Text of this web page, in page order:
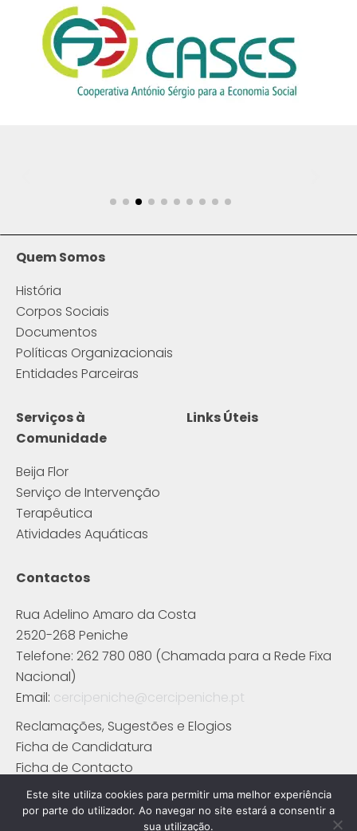
Quem Somos
História
Corpos Sociais
Documentos
Políticas Organizacionais
Entidades Parceiras
Serviços à
Comunidade
Beija Flor
Serviço de Intervenção
Terapêutica
Atividades Aquáticas
Links Úteis
Contactos
Rua Adelino Amaro da Costa
2520-268 Peniche
Telefone: 262 780 080 (Chamada para a Rede Fixa
Nacional)
Email: cercipeniche@cercipeniche.pt
Reclamações, Sugestões e Elogios
Ficha de Candidatura
Ficha de Contacto
Este site utiliza cookies para permitir uma melhor experiência
por parte do utilizador. Ao navegar no site estará a consentir a
sua utilização.